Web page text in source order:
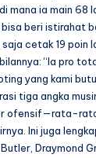
mana ia main 68
beri istirahat
cetak 19 poin
“Ia pro
yang kami
tiga angka
ofensif—rata-rata
Ini juga
Draymond